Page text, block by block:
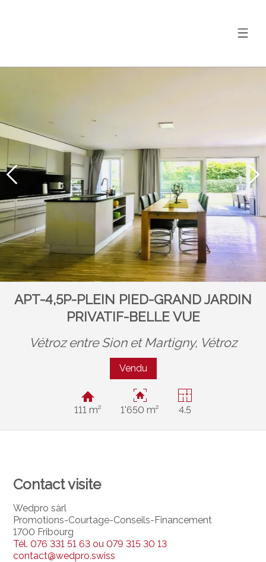
APT-4,5P-PLEIN PIED-GRAND JARDIN
PRIVATIF-BELLE VUE
Vétroz entre Sion et Martigny, Vétroz
Vendu
111 m² 1'650 m² 4.5
Contact visite
Wedpro sàrl
Promotions-Courtage-Conseils-Financement
1700 Fribourg
Tél.076 331 51 63 ou 079 315 30 13
contact@wedpro.swiss